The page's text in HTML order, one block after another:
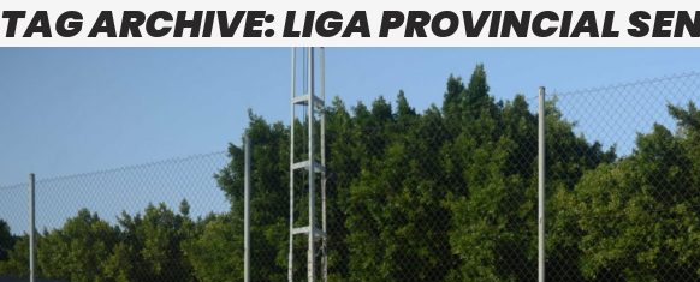
TAG ARCHIVE: LIGA PROVINCIAL